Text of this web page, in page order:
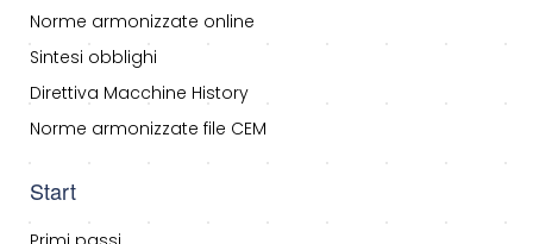
Norme armonizzate online
Sintesi obblighi
Direttiva Macchine History
Norme armonizzate file CEM
Start